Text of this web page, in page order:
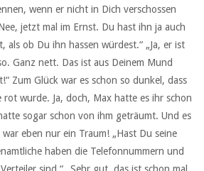
wenn er nicht in Dich verschossen
jetzt mal im Ernst. Du hast ihn ja auch
als ob Du ihn hassen würdest.“ „Ja, er ist
Ganz nett. Das ist aus Deinem Mund
Zum Glück war es schon so dunkel, dass
rot wurde. Ja, doch, Max hatte es ihr schon
sogar schon von ihm geträumt. Und es
eben nur ein Traum! „Hast Du seine
haben die Telefonnummern und